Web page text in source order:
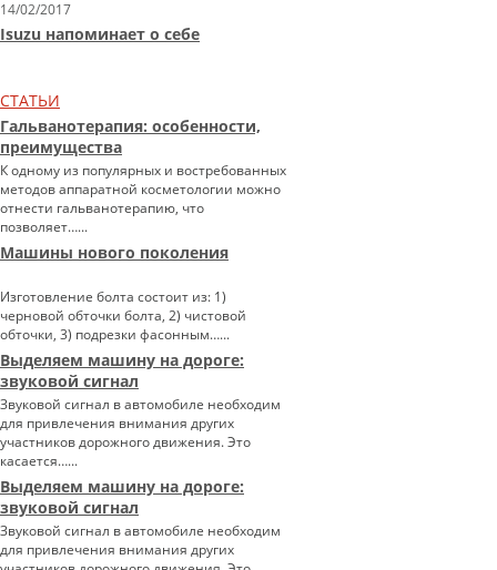
14/02/2017
Isuzu напоминает о себе
СТАТЬИ
Гальванотерапия: особенности,
преимущества
К одному из популярных и востребованных
методов аппаратной косметологии можно
отнести гальванотерапию, что
позволяет…...
Машины нового поколения
Изготовление болта состоит из: 1)
черновой обточки болта, 2) чистовой
обточки, 3) подрезки фасонным…...
Выделяем машину на дороге:
звуковой сигнал
Звуковой сигнал в автомобиле необходим
для привлечения внимания других
участников дорожного движения. Это
касается…...
Выделяем машину на дороге:
звуковой сигнал
Звуковой сигнал в автомобиле необходим
для привлечения внимания других